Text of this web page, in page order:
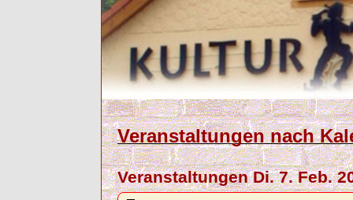
Veranstaltungen nach
Veranstaltungen Di. 7. Feb.